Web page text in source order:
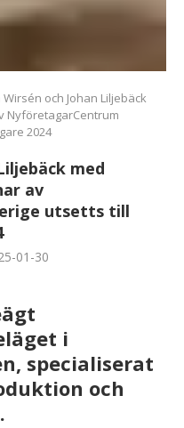
Wirsén och Johan Liljebäck
NyföretagarCentrum
2024
med
av
utsetts till
01-30
i
specialiserat
och